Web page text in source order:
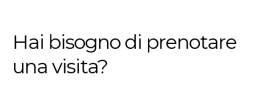
Hai bisogno di prenotare
una visita?